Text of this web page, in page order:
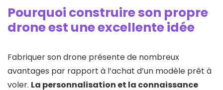
Pourquoi construire son propre
drone est une excellente idée
Fabriquer son drone présente de nombreux
avantages par rapport à l’achat d’un modèle prêt à
voler. La personnalisation et la connaissance